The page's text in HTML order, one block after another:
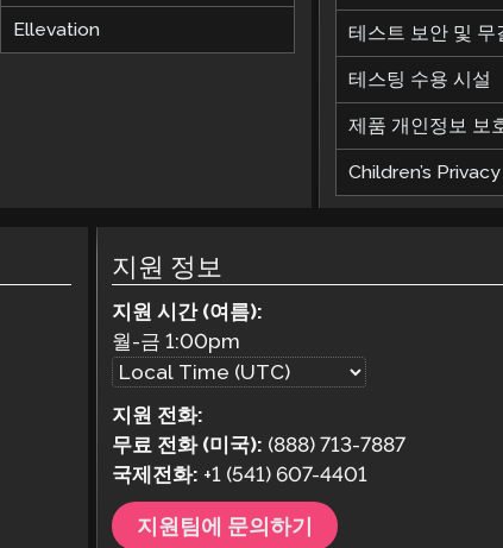
Ellevation 테스트 보안 및 무
테스팅 수용 시설
제품 개인정보 보
Children’s
지원 정보
지원 시간 (여름):
월-금 1:00pm
지원 전화:
무료 전화 (미국): (888) 713-7887
국제전화: +1 (541) 607-4401
지원팀에 문의하기